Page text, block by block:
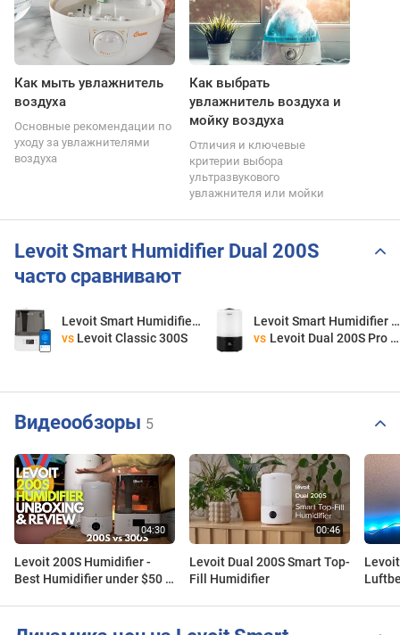
Как мыть увлажнитель
воздуха
Основные рекомендации по
уходу за увлажнителями
воздуха
Как выбрать
увлажнитель воздуха и
мойку воздуха
Отличия и ключевые
критерии выбора
ультразвукового
увлажнителя или мойки
Levoit Smart Humidifier Dual 200S
часто сравнивают
Levoit Smart Humidifier Dual 200S
vs Levoit Classic 300S
Levoit Smart Humidifier Dual 200S
vs Levoit Dual 200S Pro Smart
Видеообзоры 5
Levoit 200S Humidifier -
Best Humidifier under $50 //
Levoit Dual 200S Smart Top-
Fill Humidifier